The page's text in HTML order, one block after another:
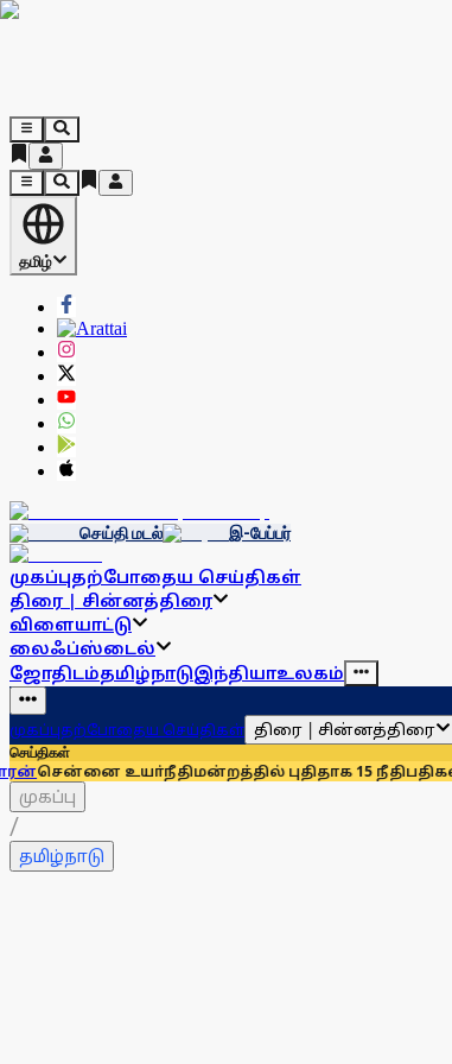
தமிழ்
செய்தி மடல் இ-பேப்பர்
முகப்புதற்போதைய செய்திகள்
திரை | சின்னத்திரை
விளையாட்டு
லைஃப்ஸ்டைல்
ஜோதிடம்தமிழ்நாடுஇந்தியாஉலகம்
முகப்புதற்போதைய செய்திகள் திரை | சின்னத்திரை
செய்திகள்
உயா்நீதிமன்றத்தில் புதிதாக 15 நீதிபதிகள்
முகப்பு
/
தமிழ்நாடு